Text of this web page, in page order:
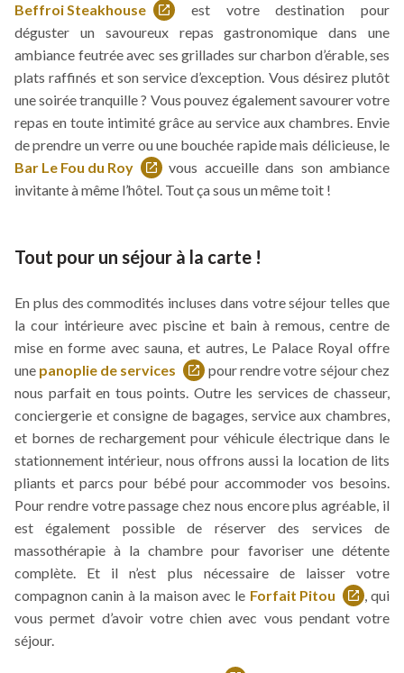
Beffroi Steakhouse
Ce
lien
s'ouvrira
dans
une
nouvelle
fenêtre
est votre destination pour
déguster un savoureux repas gastronomique dans une
ambiance feutrée avec ses grillades sur charbon d’érable, ses
plats raffinés et son service d’exception. Vous désirez plutôt
une soirée tranquille ? Vous pouvez également savourer votre
repas en toute intimité grâce au service aux chambres. Envie
de prendre un verre ou une bouchée rapide mais délicieuse, le
Bar Le Fou du Roy
Ce
lien
une
fenêtre
vous accueille dans son ambiance
invitante à même l’hôtel. Tout ça sous un même toit !
Tout pour un séjour à la carte !
En plus des commodités incluses dans votre séjour telles que
la cour intérieure avec piscine et bain à remous, centre de
mise en forme avec sauna, et autres, Le Palace Royal offre
une panoplie de services
Ce
lien
s'ouvrira
dans
une
nouvelle
fenêtre
pour rendre votre séjour chez
nous parfait en tous points. Outre les services de chasseur,
conciergerie et consigne de bagages, service aux chambres,
et bornes de rechargement pour véhicule électrique dans le
stationnement intérieur, nous offrons aussi la location de lits
pliants et parcs pour bébé pour accommoder vos besoins.
Pour rendre votre passage chez nous encore plus agréable, il
est également possible de réserver des services de
massothérapie à la chambre pour favoriser une détente
complète. Et il n’est plus nécessaire de laisser votre
compagnon canin à la maison avec le Forfait Pitou
Ce
lien
, qui
vous permet d’avoir votre chien avec vous pendant votre
séjour.